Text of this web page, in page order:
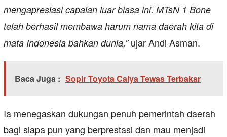
mengapresiasi capaian luar biasa ini. MTsN 1 Bone
telah berhasil membawa harum nama daerah kita di
mata Indonesia bahkan dunia,”ujar Andi Asman.
Baca Juga : Sopir Toyota Calya Tewas Terbakar
Ia menegaskan dukungan penuh pemerintah daerah
bagi siapa pun yang berprestasi dan mau menjadi